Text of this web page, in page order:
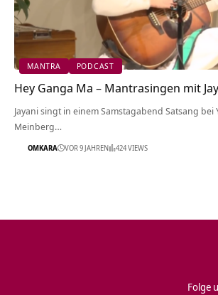
MANTRA PODCAST
Hey Ganga Ma – Mantrasingen mit
Jayani singt in einem Samstagabend Satsang bei
Meinberg…
OMKARA VOR 9 JAHREN 424 VIEWS
Folge